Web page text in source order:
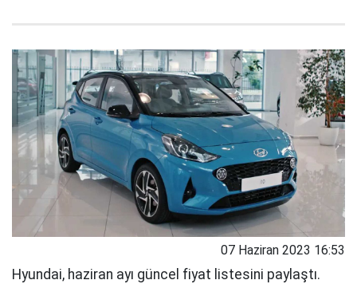
07 Haziran 2023 16:53
Hyundai, haziran ayı güncel fiyat listesini paylaştı.